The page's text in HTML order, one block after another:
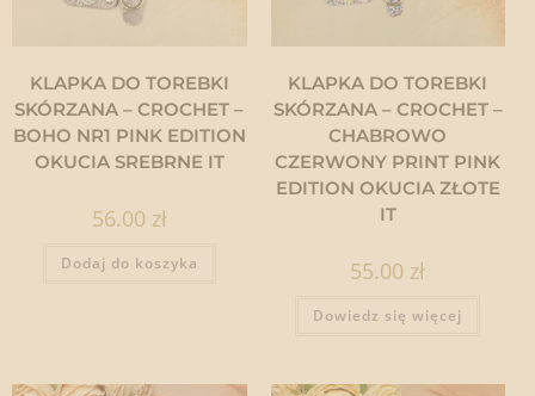
KLAPKA DO TOREBKI
SKÓRZANA – CROCHET –
BOHO NR1 PINK EDITION
OKUCIA SREBRNE IT
56.00 zł
Dodaj do koszyka
KLAPKA DO TOREBKI
SKÓRZANA – CROCHET –
CHABROWO
CZERWONY PRINT PINK
EDITION OKUCIA ZŁOTE
IT
55.00 zł
Dowiedz się więcej